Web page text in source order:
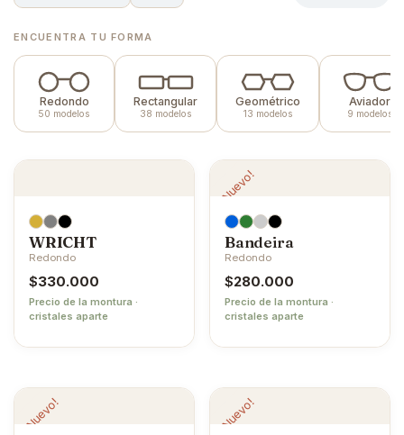
ENCUENTRA TU FORMA
Redondo
50 modelos
Rectangular
38 modelos
Geométrico
13 modelos
Aviador
9 modelos
WRICHT
Redondo
$330.000
Precio de la montura ·
cristales aparte
¡Nuevo!
Bandeira
Redondo
$280.000
Precio de la montura ·
cristales aparte
¡Nuevo! ¡Nuevo!